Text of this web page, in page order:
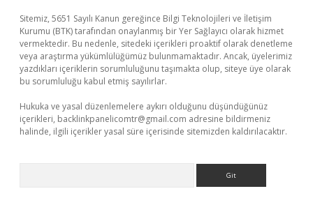
Sitemiz, 5651 Sayılı Kanun gereğince Bilgi Teknolojileri ve İletişim
Kurumu (BTK) tarafından onaylanmış bir Yer Sağlayıcı olarak hizmet
vermektedir. Bu nedenle, sitedeki içerikleri proaktif olarak denetleme
veya araştırma yükümlülüğümüz bulunmamaktadır. Ancak, üyelerimiz
yazdıkları içeriklerin sorumluluğunu taşımakta olup, siteye üye olarak
bu sorumluluğu kabul etmiş sayılırlar.
Hukuka ve yasal düzenlemelere aykırı olduğunu düşündüğünüz
içerikleri, backlinkpanelicomtr@gmail.com adresine bildirmeniz
halinde, ilgili içerikler yasal süre içerisinde sitemizden kaldırılacaktır.